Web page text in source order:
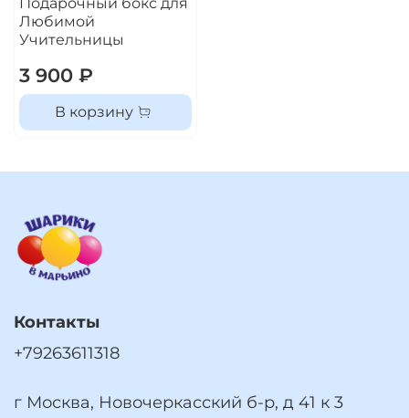
Любимой
Учительницы
3 900 ₽
В корзину
Контакты
+79263611318
г Москва, Новочеркасский б-р, д 41 к 3